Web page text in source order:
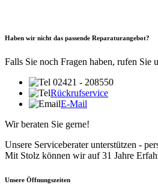
Haben wir nicht das passende Reparaturangebot?
Falls Sie noch Fragen haben, rufen Sie
02421 - 208550
Rückrufservice
E-Mail
Wir beraten Sie gerne!
Unsere Serviceberater unterstützen -
Mit Stolz können wir auf 31 Jahre
Unsere Öffnungszeiten